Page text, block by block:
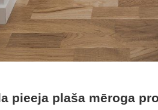
pieeja plaša mēroga